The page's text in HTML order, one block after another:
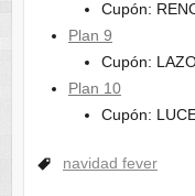
Cupón:
Plan 9
Cupón:
Plan 10
Cupón:
navidad fever